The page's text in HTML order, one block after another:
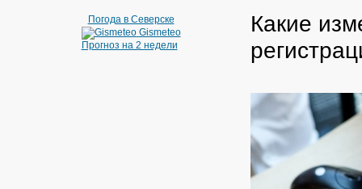
Погода в Северске
Gismeteo
Прогноз на 2 недели
Какие